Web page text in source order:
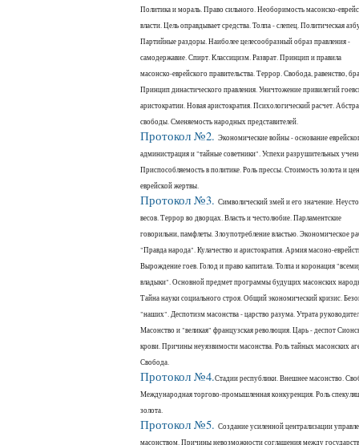
Политика и мораль. Право сильного. Необоримость масонско-
власти. Цель оправдывает средства. Толпа - слепец. Политическая
Партийные раздоры. Наиболее целесообразный образ правления -
самодержавие. Спирт. Классицизм. Разврат. Принцип и правила
масонско-еврейского правительства. Террор. Свобода, равенство,
Принцип династического правления. Уничтожение привилегий
аристократии. Новая аристократия. Психологический расчет.
свободы. Сменяемость народных представителей.
Протокол №2. Экономические войны - основание
администрация и "тайные советники". Успехи разрушительных
Приспособляемость в политике. Роль прессы. Стоимость золота и
еврейской жертвы.
Протокол №3. Символический змей и его значение.
весов. Террор во дворцах. Власть и честолюбие. Парламентские
говорильни, памфлеты. Злоупотребление властью. Экономическое
"Правда народа". Кулачество и аристократия. Армия масоно-
Вырождение гоев. Голод и право капитала. Толпа и коронация
владыки". Основной предмет программы будущих масонских
Тайна науки социального строя. Общий экономический кризис.
"наших". Деспотизм масонства - царство разума. Утрата
Масонство и "великая" французская революция. Царь - деспот
крови. Причины неуязвимости масонства. Роль тайных масонских
Свобода.
Протокол №4.Стадии республики. Внешнее масонство.
Международная торгово-промышленная конкуренция. Роль
золота.
Протокол №5. Создание усиленной централизации
масонством. Причины невозможности соглашения между